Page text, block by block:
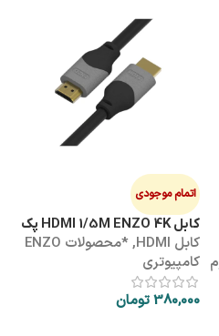
اتمام موجودی
کابل HDMI 1/5M ENZO 4K پک
طلقی
کابل HDMI ,
*محصولات ENZO
کامپیوتری
380,000تومان